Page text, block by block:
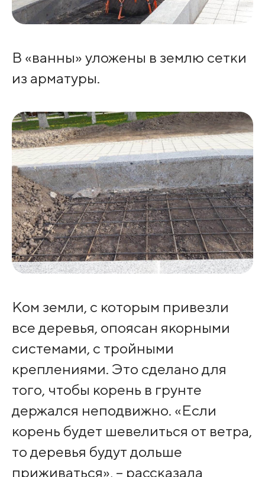
В «ванны» уложены в землю сетки
из арматуры.
Ком земли, с которым привезли
все деревья, опоясан якорными
системами, с тройными
креплениями. Это сделано для
того, чтобы корень в грунте
держался неподвижно. «Если
корень будет шевелиться от ветра,
то деревья будут дольше
приживаться», – рассказала